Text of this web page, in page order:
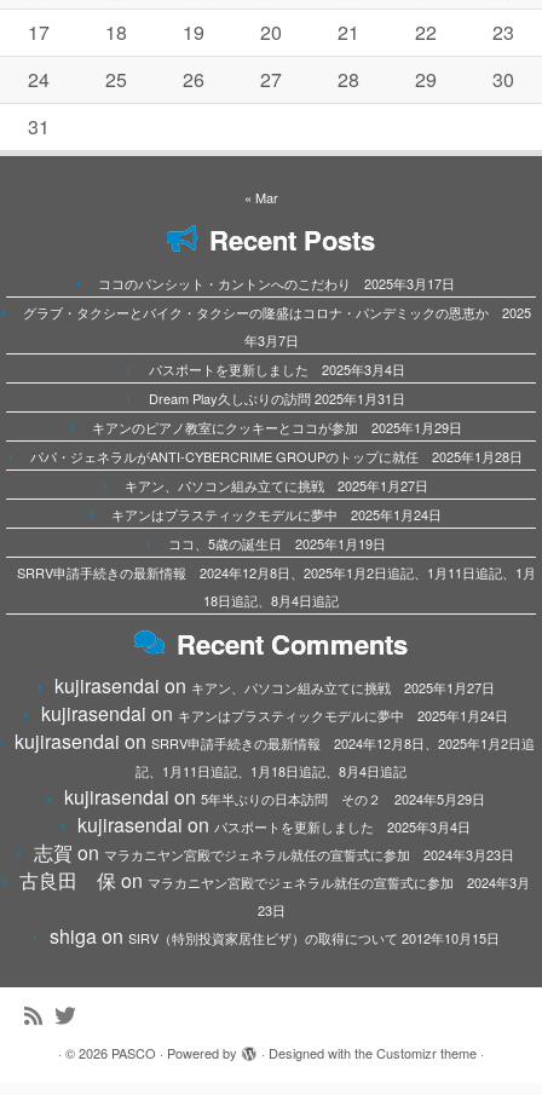
17
18 19 20 21 22
23
24
25 26 27 28 29
30
31
« Mar
Recent Posts
ココのパンシット・カントンへのこだわり 2025年3月17日
グラブ・タクシーとバイク・タクシーの隆盛はコロナ・パンデミックの恩恵か 2025
年3月7日
パスポートを更新しました 2025年3月4日
Dream Play久しぶりの訪問 2025年1月31日
キアンのピアノ教室にクッキーとココが参加 2025年1月29日
パパ・ジェネラルがANTI-CYBERCRIME GROUPのトップに就任 2025年1月28日
キアン、パソコン組み立てに挑戦 2025年1月27日
キアンはプラスティックモデルに夢中 2025年1月24日
ココ、5歳の誕生日 2025年1月19日
SRRV申請手続きの最新情報 2024年12月8日、2025年1月2日追記、1月11日追記、1月
18日追記、8月4日追記
Recent Comments
kujirasendai on キアン、パソコン組み立てに挑戦 2025年1月27日
kujirasendai on キアンはプラスティックモデルに夢中 2025年1月24日
kujirasendai on SRRV申請手続きの最新情報 2024年12月8日、2025年1月2日追
記、1月11日追記、1月18日追記、8月4日追記
kujirasendai on 5年半ぶりの日本訪問 その２ 2024年5月29日
kujirasendai on パスポートを更新しました 2025年3月4日
志賀 on マラカニヤン宮殿でジェネラル就任の宣誓式に参加 2024年3月23日
古良田 保 on マラカニヤン宮殿でジェネラル就任の宣誓式に参加 2024年3月
23日
shigaon SIRV（特別投資家居住ビザ）の取得について 2012年10月15日
· © 2026 PASCO · Powered by · Designed with theCustomizr theme ·